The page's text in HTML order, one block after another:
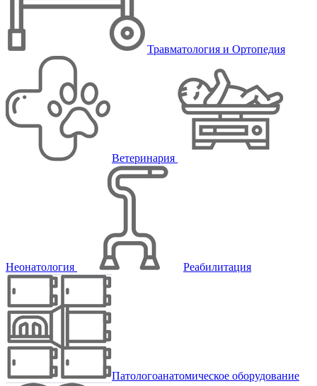
Травматология и Ортопедия
Ветеринария
Неонатология Реабилитация
Патологоанатомическое оборудование